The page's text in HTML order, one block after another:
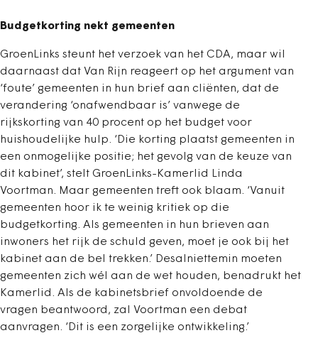
Budgetkorting nekt gemeenten
GroenLinks steunt het verzoek van het CDA, maar wil
daarnaast dat Van Rijn reageert op het argument van
‘foute’ gemeenten in hun brief aan cliënten, dat de
verandering ‘onafwendbaar is’ vanwege de
rijkskorting van 40 procent op het budget voor
huishoudelijke hulp. ‘Die korting plaatst gemeenten in
een onmogelijke positie; het gevolg van de keuze van
dit kabinet’, stelt GroenLinks-Kamerlid Linda
Voortman. Maar gemeenten treft ook blaam. ‘Vanuit
gemeenten hoor ik te weinig kritiek op die
budgetkorting. Als gemeenten in hun brieven aan
inwoners het rijk de schuld geven, moet je ook bij het
kabinet aan de bel trekken.’ Desalniettemin moeten
gemeenten zich wél aan de wet houden, benadrukt het
Kamerlid. Als de kabinetsbrief onvoldoende de
vragen beantwoord, zal Voortman een debat
aanvragen. ‘Dit is een zorgelijke ontwikkeling.’